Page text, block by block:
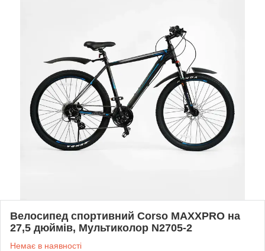
Велосипед спортивний Corso MAXXPRO на
27,5 дюймів, Мультиколор N2705-2
Немає в наявності